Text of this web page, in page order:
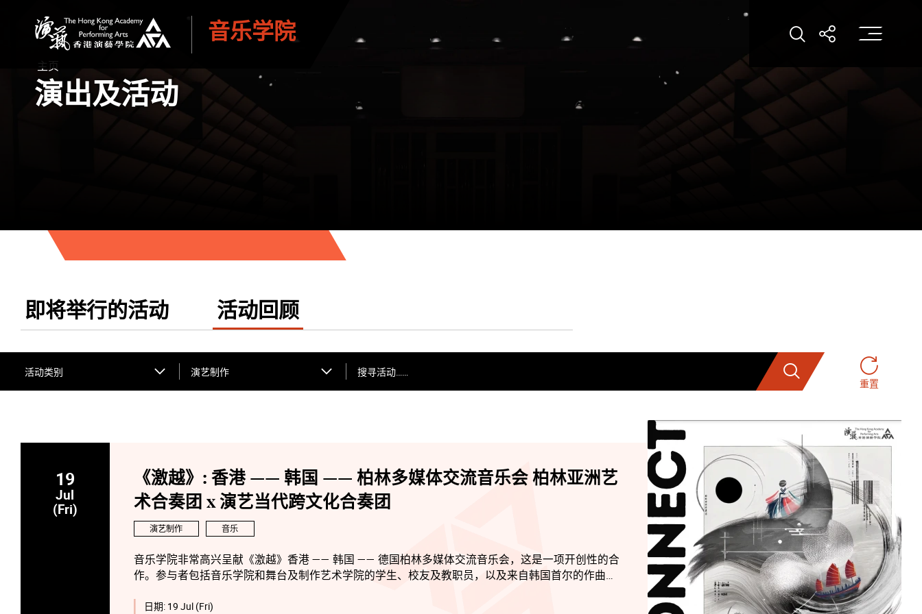
音乐学院 打开搜索打开分享打
主页
演出及活动
即将举行的活动 活动回顾
活动类别 演艺制作
搜寻活动…… 搜索
重置
19
Jul
(Fri)
《激越》: 香港 —— 韩国 —— 柏林多媒体交流音乐会 柏林亚洲艺
术合奏团 x 演艺当代跨文化合奏团
演艺制作 音乐
音乐学院非常高兴呈献《激越》香港 —— 韩国 —— 德国柏林多媒体交流音乐会，这是一项开创性的合
作。参与者包括音乐学院和舞台及制作艺术学院的学生、校友及教职员，以及来自韩国首尔的作曲
日期: 19 Jul (Fri)